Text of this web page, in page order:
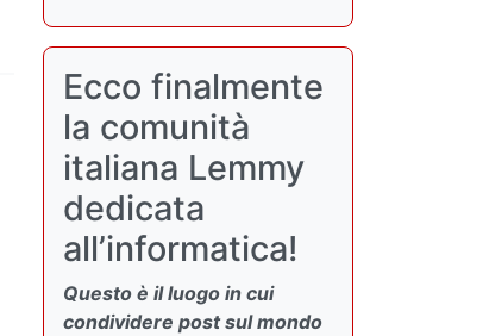
Ecco finalmente
la comunità
italiana Lemmy
dedicata
all’informatica!
Questo è il luogo in cui
condividere post sul mondo